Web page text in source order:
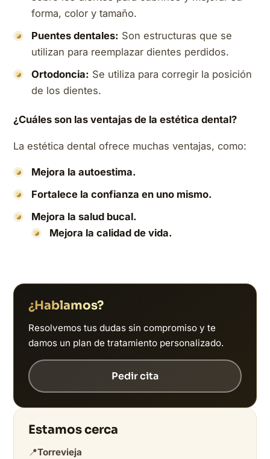
forma, color y tamaño.
Puentes dentales: Son estructuras que se
utilizan para reemplazar dientes perdidos.
Ortodoncia: Se utiliza para corregir la posición
de los dientes.
¿Cuáles son las ventajas de la estética dental?
La estética dental ofrece muchas ventajas, como:
Mejora la autoestima.
Fortalece la confianza en uno mismo.
Mejora la salud bucal.
Mejora la calidad de vida.
¿Hablamos?
Resolvemos tus dudas sin compromiso y te
damos un plan de tratamiento personalizado.
Pedir cita
Estamos cerca
📍Torrevieja